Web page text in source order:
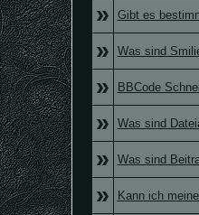
»
Gibt es
» Was sind
» BBCode
» Was sind
» Was sind
» Kann ich